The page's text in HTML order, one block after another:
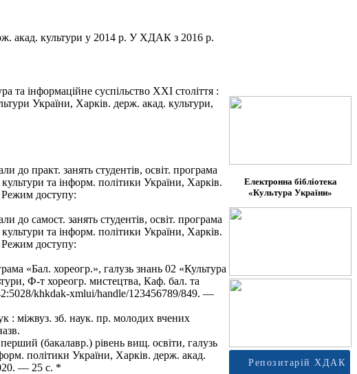
акад. культури у 2014 р. У ХДАК з 2016 р.
та інформаційне суспільство ХХІ століття :
України, Харків. держ. акад. культури,
до практ. занять студентів, освіт. програма
та інформ. політики України, Харків.
доступу:
самост. занять студентів, освіт. програма
та інформ. політики України, Харків.
доступу:
«Бал. хореогр.», галузь знань 02 «Культура
Ф-т хореогр. мистецтва, Каф. бал. та
khkdak-xmlui/handle/123456789/849. —
: міжвуз. зб. наук. пр. молодих вчених
(бакалавр.) рівень вищ. освіти, галузь
політики України, Харків. держ. акад.
— 25 с. *
Електронна бібліотека
«Культура України»
Репозитарій ХДАК